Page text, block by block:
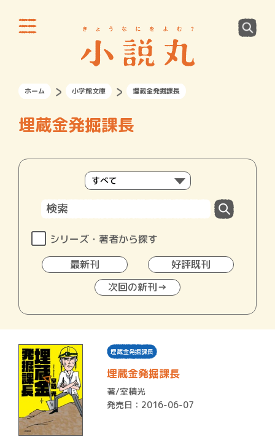
ホーム 小学館文庫 埋蔵金発掘課長
埋蔵金発掘課長
シリーズ・著者から探す
最新刊
好評既刊
次回の新刊→
埋蔵金発掘課長
埋蔵金発掘課長
著/室積光
発売日：2016-06-07